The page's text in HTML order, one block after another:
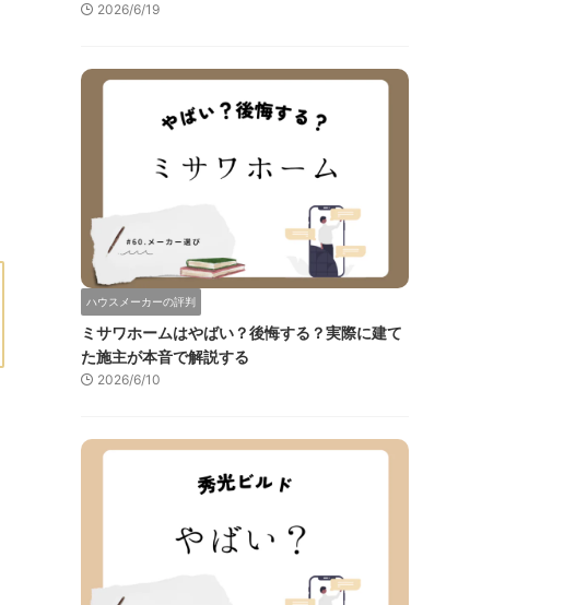
2026/6/19
ハウスメーカーの評判
ミサワホームはやばい？後悔する？実際に建て
た施主が本音で解説する
2026/6/10